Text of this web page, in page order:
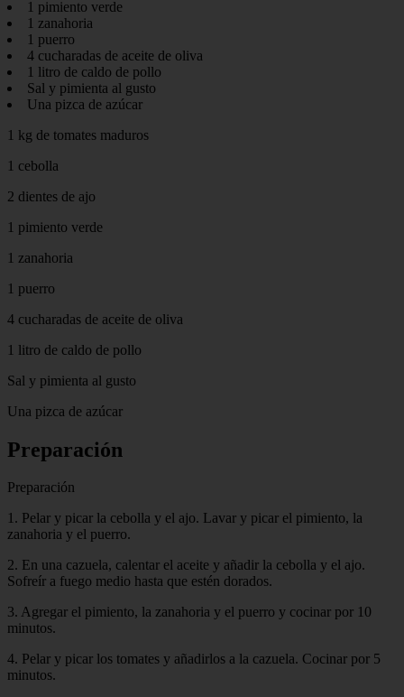
1 pimiento verde
1 zanahoria
1 puerro
4 cucharadas de aceite de oliva
1 litro de caldo de pollo
Sal y pimienta al gusto
Una pizca de azúcar
1 kg de tomates maduros
1 cebolla
2 dientes de ajo
1 pimiento verde
1 zanahoria
1 puerro
4 cucharadas de aceite de oliva
1 litro de caldo de pollo
Sal y pimienta al gusto
Una pizca de azúcar
Preparación
Preparación
1. Pelar y picar la cebolla y el ajo. Lavar y picar el pimiento, la
zanahoria y el puerro.
2. En una cazuela, calentar el aceite y añadir la cebolla y el ajo.
Sofreír a fuego medio hasta que estén dorados.
3. Agregar el pimiento, la zanahoria y el puerro y cocinar por 10
minutos.
4. Pelar y picar los tomates y añadirlos a la cazuela. Cocinar por 5
minutos.